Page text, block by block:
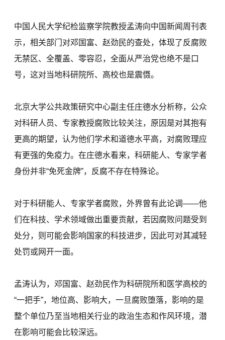
中国人民大学纪检监察学院教授孟涛向中国新闻周刊表
示，相关部门对邓国富、赵劲民的查处，体现了反腐败
无禁区、全覆盖、零容忍，全面从严治党也绝不是口
号，这对当地科研院所、高校也是震慑。
北京大学公共政策研究中心副主任庄德水分析称，公众
对科研人员、专家教授腐败比较关注，原因是对其抱有
更高的期望，认为他们学术和道德水平高，对腐败理应
有更强的免疫力。在庄德水看来，科研能人、专家学者
身份并非“免死金牌”，反腐不存在特殊论。
对于科研能人、专家学者腐败，外界曾有此论调——他
们在科技、学术领域做出重要贡献，若因腐败问题受到
处分，则可能会影响国家的科技进步，因此可对其减轻
处罚或网开一面。
孟涛认为，邓国富、赵劲民作为科研院所和医学高校的
“一把手”，地位高、影响大，一旦腐败堕落，影响的是
整个单位乃至当地相关行业的政治生态和作风环境，潜
在影响可能会比较深远。